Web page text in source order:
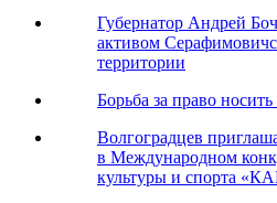
Губернатор Андрей
активом
территории
Борьба за право
Волгоградцев
в Международном
культуры и спорта